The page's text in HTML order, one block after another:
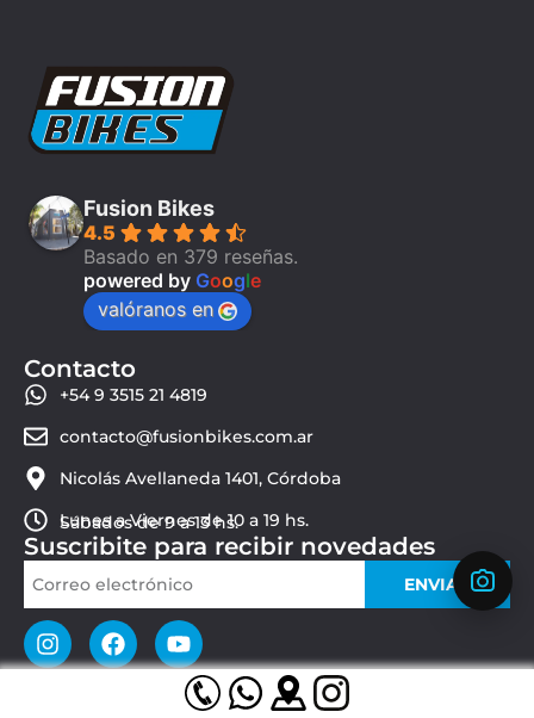
Fusion Bikes
4.5
Basado en 379 reseñas.
powered by Google
valóranos en
Contacto
+54 9 3515 21 4819
contacto@fusionbikes.com.ar
Nicolás Avellaneda 1401, Córdoba
Lunes a Viernes de 10 a 19 hs.
Sábados de 9 a 13 hs.
Suscribite para recibir novedades
ENVIAR
© 2026 Fusion Bikes